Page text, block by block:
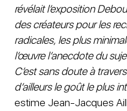
révélait l’exposition
des créateurs pour les
radicales, les plus
l’œuvre l’anecdote du
C’est sans doute à
d’ailleurs le goût le plus
estime Jean-Jacques